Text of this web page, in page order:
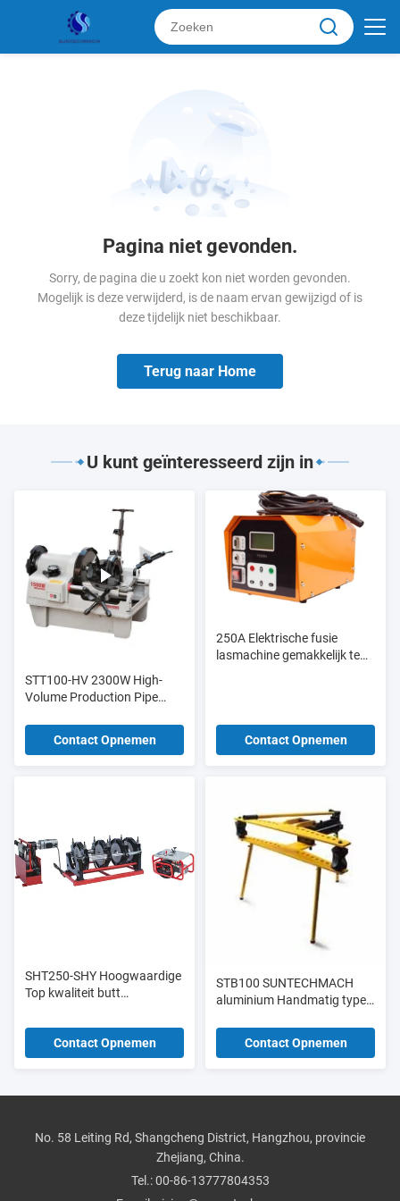
Pagina niet gevonden.
Sorry, de pagina die u zoekt kon niet worden gevonden.
Mogelijk is deze verwijderd, is de naam ervan gewijzigd of is
deze tijdelijk niet beschikbaar.
Terug naar Home
U kunt geïnteresseerd zijn in
STT100-HV 2300W High-
Volume Production Pipe
11/22/38 Continuous Duty
Motor & Auto-Lube System
Contact Opnemen
250A Elektrische fusie
lasmachine gemakkelijk te
Contact Opnemen
SHT250-SHY Hoogwaardige
Top kwaliteit butt
aansluiting video voor
Machinery Repair
Workshops
Contact Opnemen
STB100 SUNTECHMACH
aluminium Handmatig type
1/2 "-4"
Contact Opnemen
No. 58 Leiting Rd, Shangcheng District, Hangzhou, provincie
Zhejiang, China.
Tel.:00-86-13777804353